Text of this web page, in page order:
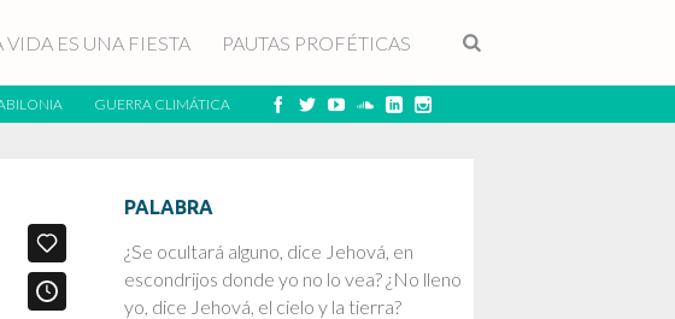
VIDA ES UNA FIESTA PAUTAS PROFÉTICAS
GUERRA CLIMÁTICA
PALABRA
¿Se ocultará alguno, dice Jehová, en
escondrijos donde yo no lo vea? ¿No lleno
yo, dice Jehová, el cielo y la tierra?